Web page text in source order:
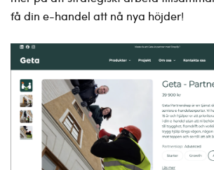
få din e-handel att nå nya höjder!